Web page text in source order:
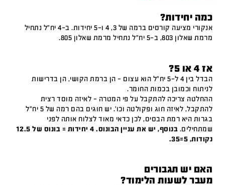
כמה יחידות?
אנקורי מציעה קורסים ברמה של 3, 4 ו-5 יחידות. ב-4 יח"ל נתחיל
מרמת שאלון 803, ב-5 יח"ל נתחיל מרמת שאלון 805.
אז 4 או 5?
הבדל בין 4 ל-5 יח"ל הוא עצום – הן ברמת הקושי, הן בדרישות
לניתוח וכמובן בכמות החומר.
ההחלטה צריכה להתקבל על פי המטרה – לאיזה מוסד רצית
להתקבל, לאיזה חוג ופקולטה וכו'. יש חוגים בהם רמה של 5 יח"ל
בגרות היא רמת הבסיס, לכן כדאי מאוד לצלוח אותה לפני
שמתחילים.
בנוסף, יש את עניין הבונוס. 4 יחידות = בונוס של 12.5
נקודות, 5=35.
האם יש תגבורים
מעבר לשעות הלימוד?